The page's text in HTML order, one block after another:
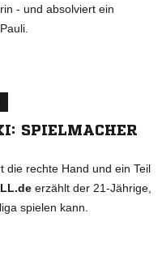
- und absolviert ein
SPIELMACHER
die rechte Hand und ein Teil
erzählt der 21-Jährige,
spielen kann.